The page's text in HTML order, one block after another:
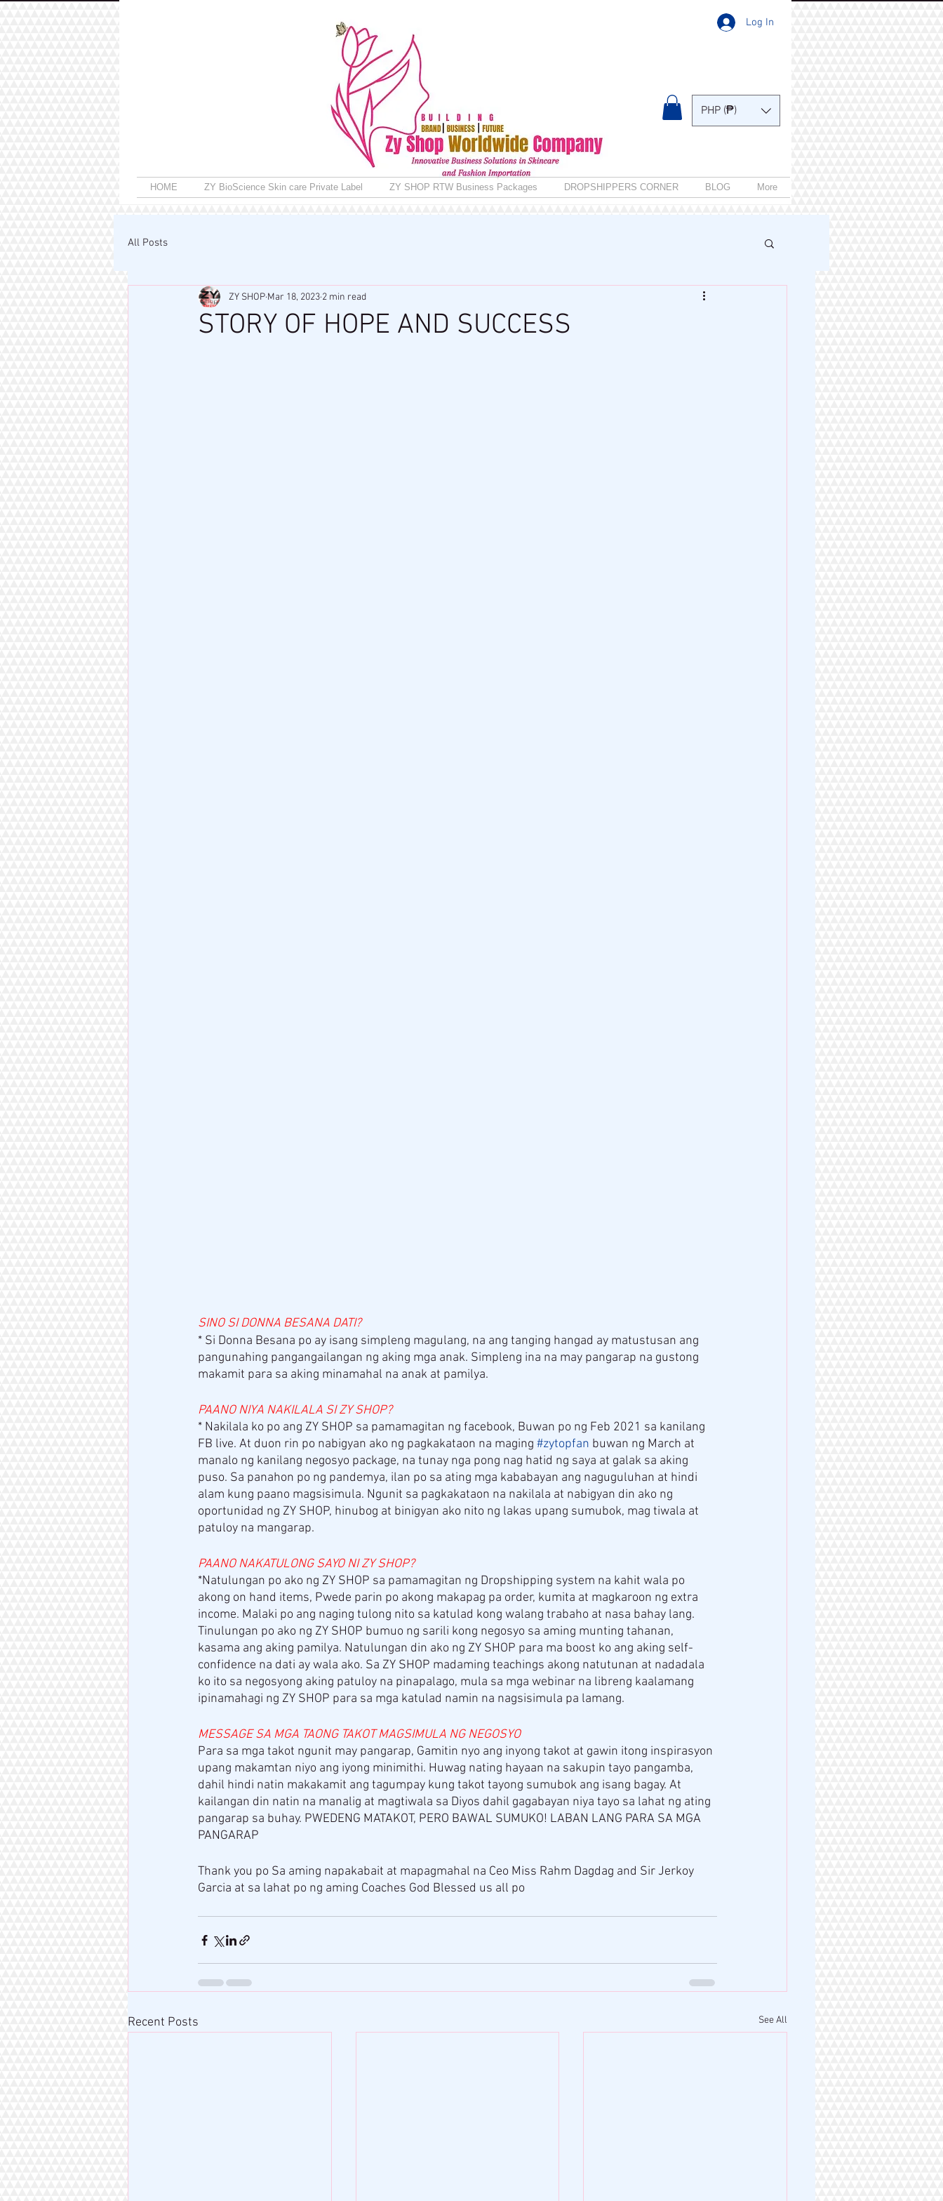
Log In
HOME ZY BioScience Skin care Private Label ZY SHOP RTW Business Packages DROPSHIPPERS CORNER BLOG More
PHP (₱)
All Posts
STORY OF HOPE AND SUCCESS
ZY SHOP Mar 18, 2023 2 min read
SINO SI DONNA BESANA DATI?
* Si Donna Besana po ay isang simpleng magulang, na ang tanging hangad ay matustusan ang
pangunahing pangangailangan ng aking mga anak. Simpleng ina na may pangarap na gustong
makamit para sa aking minamahal na anak at pamilya.
PAANO NIYA NAKILALA SI ZY SHOP?
* Nakilala ko po ang ZY SHOP sa pamamagitan ng facebook, Buwan po ng Feb 2021 sa kanilang
FB live. At duon rin po nabigyan ako ng pagkakataon na maging #zytopfan buwan ng March at
manalo ng kanilang negosyo package, na tunay nga pong nag hatid ng saya at galak sa aking
puso. Sa panahon po ng pandemya, ilan po sa ating mga kababayan ang naguguluhan at hindi
alam kung paano magsisimula. Ngunit sa pagkakataon na nakilala at nabigyan din ako ng
oportunidad ng ZY SHOP, hinubog at binigyan ako nito ng lakas upang sumubok, mag tiwala at
patuloy na mangarap.
PAANO NAKATULONG SAYO NI ZY SHOP?
*Natulungan po ako ng ZY SHOP sa pamamagitan ng Dropshipping system na kahit wala po
akong on hand items, Pwede parin po akong makapag pa order, kumita at magkaroon ng extra
income. Malaki po ang naging tulong nito sa katulad kong walang trabaho at nasa bahay lang.
Tinulungan po ako ng ZY SHOP bumuo ng sarili kong negosyo sa aming munting tahanan,
kasama ang aking pamilya. Natulungan din ako ng ZY SHOP para ma boost ko ang aking self-
confidence na dati ay wala ako. Sa ZY SHOP madaming teachings akong natutunan at nadadala
ko ito sa negosyong aking patuloy na pinapalago, mula sa mga webinar na libreng kaalamang
ipinamahagi ng ZY SHOP para sa mga katulad namin na nagsisimula pa lamang.
MESSAGE SA MGA TAONG TAKOT MAGSIMULA NG NEGOSYO
Para sa mga takot ngunit may pangarap, Gamitin nyo ang inyong takot at gawin itong inspirasyon
upang makamtan niyo ang iyong minimithi. Huwag nating hayaan na sakupin tayo pangamba,
dahil hindi natin makakamit ang tagumpay kung takot tayong sumubok ang isang bagay. At
kailangan din natin na manalig at magtiwala sa Diyos dahil gagabayan niya tayo sa lahat ng ating
pangarap sa buhay. PWEDENG MATAKOT, PERO BAWAL SUMUKO! LABAN LANG PARA SA MGA
PANGARAP
Thank you po Sa aming napakabait at mapagmahal na Ceo Miss Rahm Dagdag and Sir Jerkoy
Garcia at sa lahat po ng aming Coaches God Blessed us all po
Recent Posts See All